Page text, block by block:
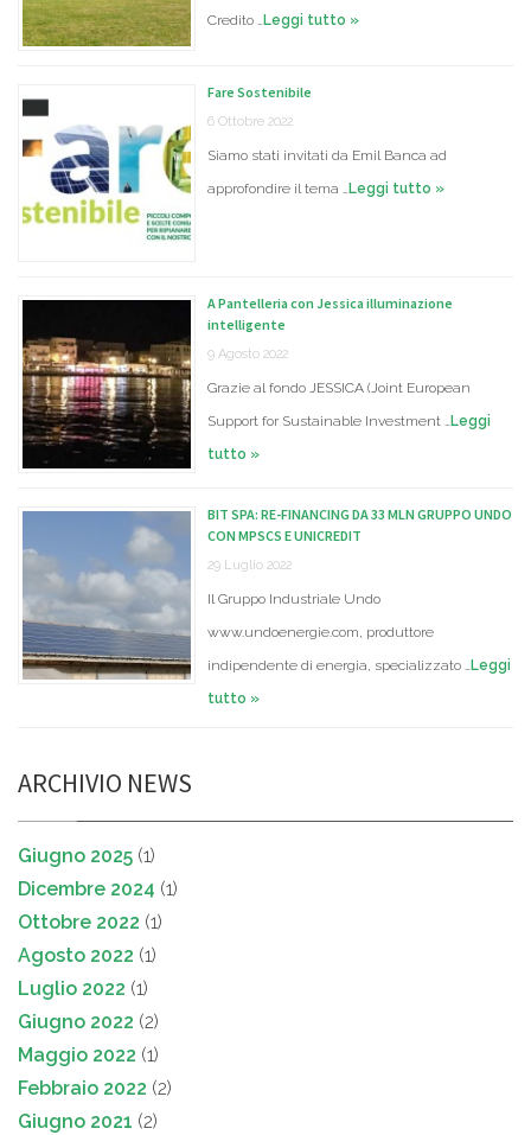
Credito …Leggi tutto »
Fare Sostenibile
6 Ottobre 2022
Siamo stati invitati da Emil Banca ad
approfondire il tema …Leggi tutto »
A Pantelleria con Jessica illuminazione
intelligente
9 Agosto 2022
Grazie al fondo JESSICA (Joint European
Support for Sustainable Investment …Leggi
tutto »
BIT SPA: RE-FINANCING DA 33 MLN GRUPPO UNDO
CON MPSCS E UNICREDIT
29 Luglio 2022
Il Gruppo Industriale Undo
www.undoenergie.com, produttore
indipendente di energia, specializzato …Leggi
tutto »
ARCHIVIO NEWS
Giugno 2025 (1)
Dicembre 2024 (1)
Ottobre 2022 (1)
Agosto 2022 (1)
Luglio 2022 (1)
Giugno 2022 (2)
Maggio 2022 (1)
Febbraio 2022 (2)
Giugno 2021 (2)